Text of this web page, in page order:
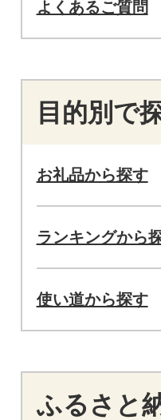
よくあるご質問
目的別で
お礼品から探す
ランキングから
使い道から探す
ふるさと